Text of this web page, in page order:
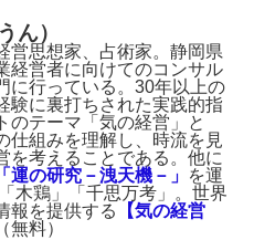
ん）
営思想家、占術家。静岡県
経営者に向けてのコンサル
に行っている。30年以上の
験に裏打ちされた実践的指
のテーマ「気の経営」と
仕組みを理解し、時流を見
を考えることである。他に
「運の研究－洩天機－」 を運
木鶏」「千思万考」。世界
報を提供する
【気の経営
無料）